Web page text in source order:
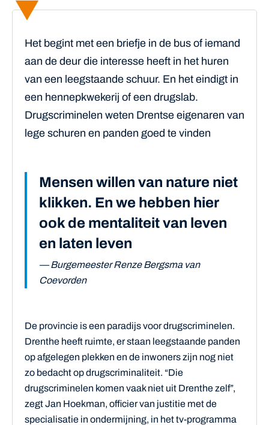
Het begint met een briefje in de bus of iemand
aan de deur die interesse heeft in het huren
van een leegstaande schuur. En het eindigt in
een hennepkwekerij of een drugslab.
Drugscriminelen weten Drentse eigenaren van
lege schuren en panden goed te vinden
Mensen willen van nature niet
klikken. En we hebben hier
ook de mentaliteit van leven
en laten leven
— Burgemeester Renze Bergsma van
Coevorden
De provincie is een paradijs voor drugscriminelen.
Drenthe heeft ruimte, er staan leegstaande panden
op afgelegen plekken en de inwoners zijn nog niet
zo bedacht op drugscriminaliteit. “Die
drugscriminelen komen vaak niet uit Drenthe zelf”,
zegt Jan Hoekman, officier van justitie met de
specialisatie in ondermijning, in het tv-programma